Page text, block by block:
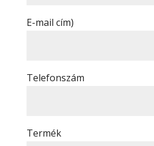
E-mail cím)
Telefonszám
Termék